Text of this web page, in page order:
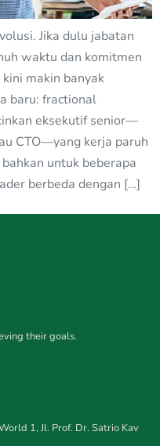
Jika dulu jabatan
waktu dan komitmen
makin banyak
baru: fractional
eksekutif senior—
CTO—yang kerja paruh
untuk beberapa
berbeda dengan […]
their goals.
1, Jl. Prof. Dr. Satrio Kav